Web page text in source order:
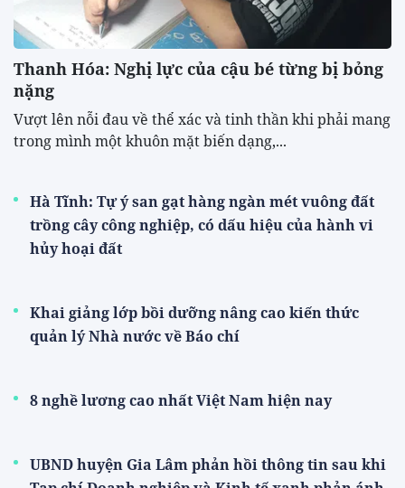
Thanh Hóa: Nghị lực của cậu bé từng bị bỏng
nặng
Vượt lên nỗi đau về thể xác và tinh thần khi phải mang
trong mình một khuôn mặt biến dạng,...
Hà Tĩnh: Tự ý san gạt hàng ngàn mét vuông đất
trồng cây công nghiệp, có dấu hiệu của hành vi
hủy hoại đất
Khai giảng lớp bồi dưỡng nâng cao kiến thức
quản lý Nhà nước về Báo chí
8 nghề lương cao nhất Việt Nam hiện nay
UBND huyện Gia Lâm phản hồi thông tin sau khi